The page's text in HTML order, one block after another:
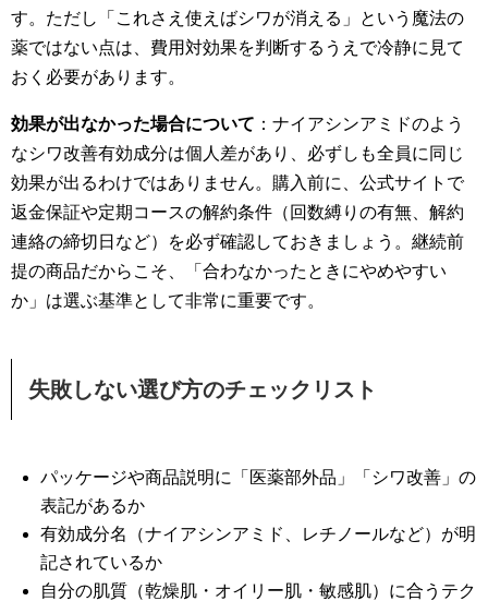
す。ただし「これさえ使えばシワが消える」という魔法の
薬ではない点は、費用対効果を判断するうえで冷静に見て
おく必要があります。
効果が出なかった場合について ：ナイアシンアミドのよう
なシワ改善有効成分は個人差があり、必ずしも全員に同じ
効果が出るわけではありません。購入前に、公式サイトで
返金保証や定期コースの解約条件（回数縛りの有無、解約
連絡の締切日など）を必ず確認しておきましょう。継続前
提の商品だからこそ、「合わなかったときにやめやすい
か」は選ぶ基準として非常に重要です。
失敗しない選び方のチェックリスト
パッケージや商品説明に「医薬部外品」「シワ改善」の
表記があるか
有効成分名（ナイアシンアミド、レチノールなど）が明
記されているか
自分の肌質（乾燥肌・オイリー肌・敏感肌）に合うテク